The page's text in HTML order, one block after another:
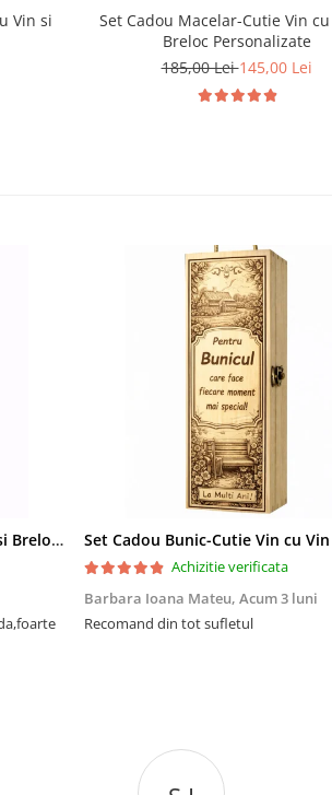
Vin si
Set Cadou Macelar-Cutie Vin
Breloc Personalizate
185,00 Lei145,00 Lei
Set Cadou Sef-Cutie Vin cu Vin si Breloc Personalizate
Achizitie verificata
Barbara Ioana Mateu, Acum 3 luni
Recomand din tot sufletul